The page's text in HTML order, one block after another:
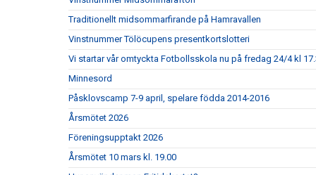
Traditionellt midsommarfirande på Hamravallen
Vinstnummer Tölöcupens presentkortslotteri
Vi startar vår omtyckta Fotbollsskola nu på fredag 24/4 kl
Minnesord
Påsklovscamp 7-9 april, spelare födda 2014-2016
Årsmötet 2026
Föreningsupptakt 2026
Årsmötet 10 mars kl. 19.00